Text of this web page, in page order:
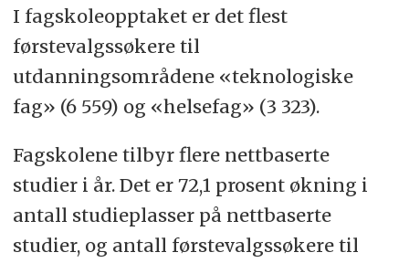
I fagskoleopptaket er det flest
førstevalgssøkere til
utdanningsområdene «teknologiske
fag» (6 559) og «helsefag» (3 323).
Fagskolene tilbyr flere nettbaserte
studier i år. Det er 72,1 prosent økning i
antall studieplasser på nettbaserte
studier, og antall førstevalgssøkere til